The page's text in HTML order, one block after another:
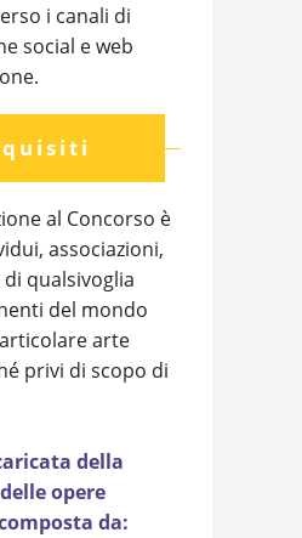
i canali di
social e web
al Concorso è
associazioni,
qualsivoglia
del mondo
arte
privi di scopo di
della
opere
da: